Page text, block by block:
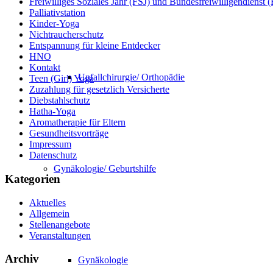
Unfallchirurgie/ Orthopädie
Gynäkologie/ Geburtshilfe
Gynäkologie
Palliativstation
Kinder-Yoga
Nichtraucherschutz
Entspannung für kleine Entdecker
HNO
Kontakt
Teen (Girl) Yoga
Zuzahlung für gesetzlich Versicherte
Diebstahlschutz
Hatha-Yoga
Aromatherapie für Eltern
Gesundheitsvorträge
Impressum
Datenschutz
Kategorien
Aktuelles
Allgemein
Stellenangebote
Veranstaltungen
Archiv